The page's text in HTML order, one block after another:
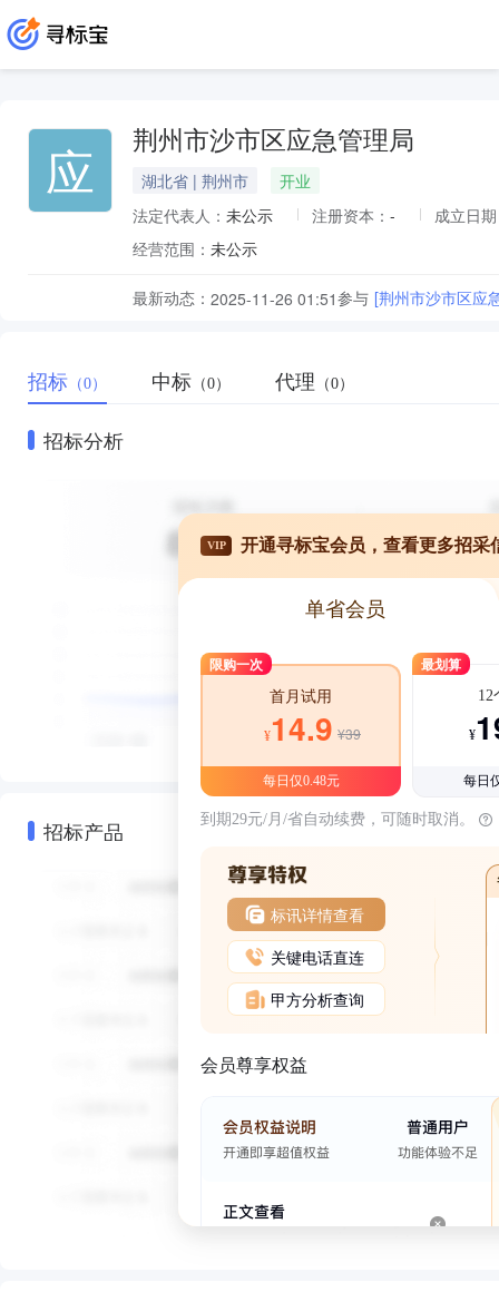
应 荆州市沙市区应急管理局
湖北省 | 荆州市
开业
法定代表人： 未公示 注册资本： -
成立日
经营范围： 未公示
最新动态： 2025-11-26 01:51参与 [荆州市沙市区应
招标 （0） 中标 （0） 代理 （0）
招标分析
招标产品
VIP 开通寻标宝会员，查看更多招采
单省会员
限购一次
首月试用
¥14.9 ¥39
每日仅0.48元
最划算
12
¥
每日
到期29元/月/省自动续费，可随时取消。
标讯详情查看
关键电话直连
甲方分析查询
会员尊享权益